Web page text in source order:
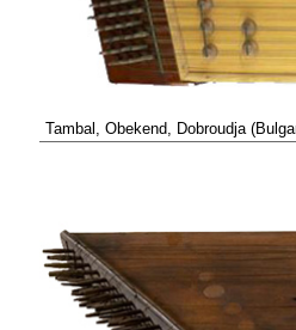
Tambal, Obekend, Dobroudja